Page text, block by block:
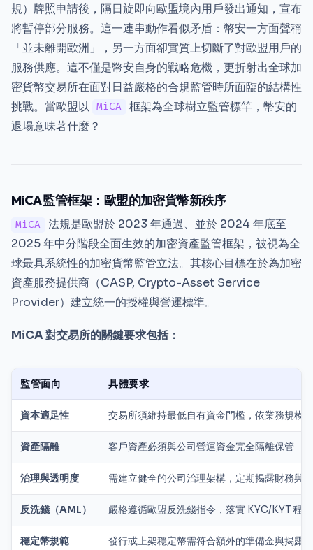
規）牌照申請後，隔日旋即向歐盟境內用戶發出通知，宣布
將暫停部分服務。這一連串動作看似矛盾：幣安一方面聲稱
「並未離開歐洲」，另一方面卻實質上切斷了對歐盟用戶的
服務供應。這不僅是幣安自身的戰略危機，更折射出全球加
密貨幣交易所在面對日益嚴格的合規監管時所面臨的結構性
挑戰。當歐盟以
MiCA
框架為全球樹立監管標竿，幣安的
退場意味著什麼？
MiCA 監管框架：歐盟的加密貨幣新秩序
MiCA
法規是歐盟於 2023 年通過、並於 2024 年底至
2025 年中分階段全面生效的加密資產監管框架，被視為全
球最具系統性的加密貨幣監管立法。其核心目標在於為加密
資產服務提供商（CASP, Crypto-Asset Service
Provider）建立統一的授權與營運標準。
MiCA 對交易所的關鍵要求包括：
監管面向 具體要求
資本適足性 交易所須維持最低自有資金門檻，依業務規模
資產隔離 客戶資產必須與公司營運資金完全隔離保管
治理與透明度 需建立健全的公司治理架構，定期揭露財務與
反洗錢（AML） 嚴格遵循歐盟反洗錢指令，落實 KYC/KYT 程序
穩定幣規範 發行或上架穩定幣需符合額外的準備金與揭露